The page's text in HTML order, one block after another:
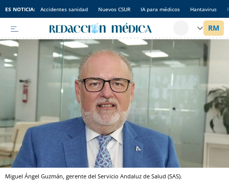
ES NOTICIA: Accidentes sanidad Nuevos CSUR IA para médicos Hantavirus
Miguel Ángel Guzmán, gerente del Servicio Andaluz de Salud (SAS).